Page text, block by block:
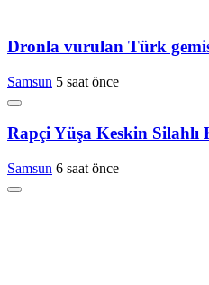
Dronla vurulan Türk
Samsun 5 saat önce
Rapçi Yüşa Keskin Silahlı
Samsun 6 saat önce